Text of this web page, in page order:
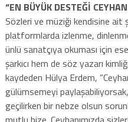
“EN BÜYÜK DESTEĞİ
Sözleri ve müziği kendisine ait
platformlarda izlenme,
ünlü sanatçıya okuması için
şarkıcı hem de söz yazarı
kaydeden Hülya Erdem,
gülümsemeyi
geçilirken bir nebze olsun